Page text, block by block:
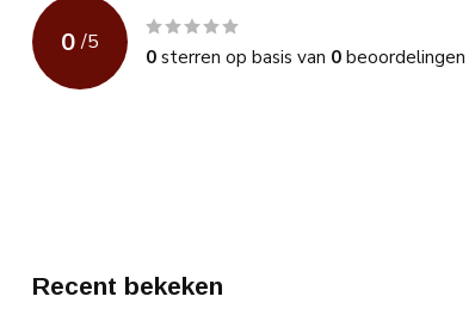
0 /5
0sterren op basis van 0beoordelingen
Recent bekeken